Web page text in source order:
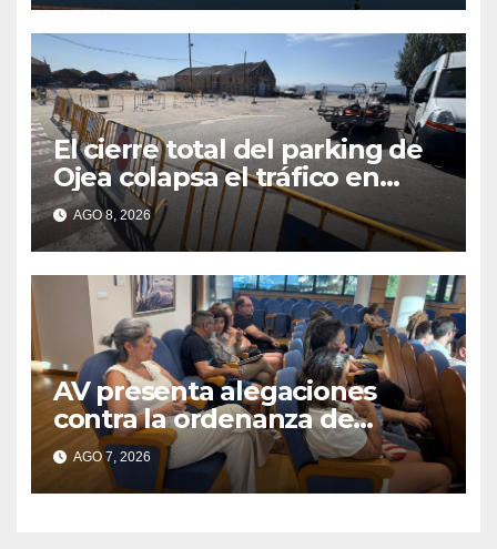
El cierre total del parking de
Ojea colapsa el tráfico en
Cangas
AGO 8, 2026
AV presenta alegaciones
contra la ordenanza de
residuos del Morrazo por
considerar que impone
cargas “desproporcionadas”
AGO 7, 2026